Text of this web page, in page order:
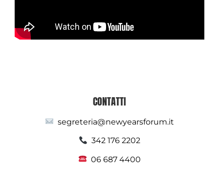
CONTATTI
segreteria@newyearsforum.it
342 176 2202
06 687 4400